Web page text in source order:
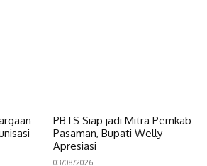
PBTS Siap jadi Mitra Pemkab
Pasaman, Bupati Welly
Apresiasi
03/08/2026